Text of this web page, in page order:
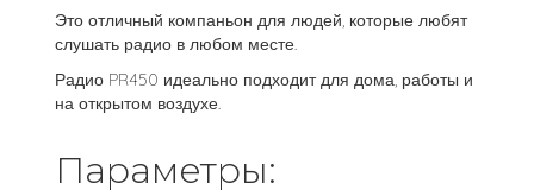
Это отличный компаньон для людей, которые любят
слушать радио в любом месте.
Радио PR450 идеально подходит для дома, работы и
на открытом воздухе.
Параметры: